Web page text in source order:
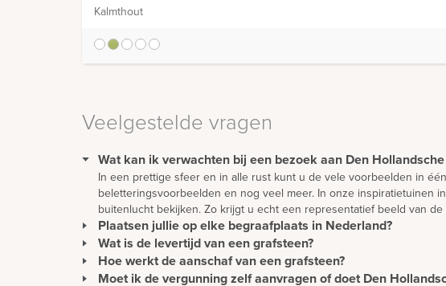
Kalmthout
Veelgestelde vragen
Wat kan ik verwachten bij een bezoek aan Den
In een prettige sfeer en in alle rust kunt u de vele voorbeelden in
beletteringsvoorbeelden en nog veel meer. In onze inspiratietuinen
buitenlucht bekijken. Zo krijgt u echt een representatief beeld van
Plaatsen jullie op elke begraafplaats in Nederland?
Wij plaatsen monumenten zonder extra kosten in heel Nederland.
Ons team van vakmensen plaatst alle soorten monumenten
in buurt.
Wat is de levertijd van een grafsteen?
De levertijd van een gedenkteken wordt met name bepaald door de
worden vervoerd vanuit alle delen van de wereld, kunnen levertijden
Hoe werkt de aanschaf van een grafsteen?
De aanschaf van een grafmonument begint vaak bij de orieëntatie.
Moet ik de vergunning zelf aanvragen of doet Den